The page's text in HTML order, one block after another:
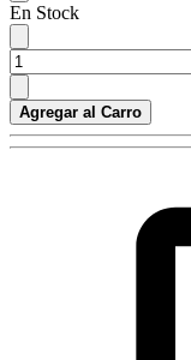
En Stock
Agregar al Carro